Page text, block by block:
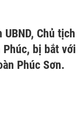
Chủ tịch
bị bắt với
Phúc Sơn.